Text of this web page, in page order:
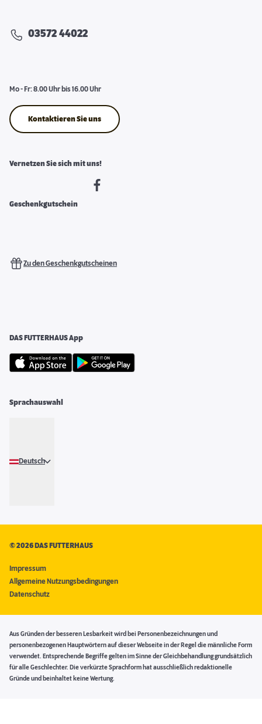
03572 44022
Mo - Fr: 8.00 Uhr bis 16.00 Uhr
Kontaktieren Sie uns
Vernetzen Sie sich mit uns!
Geschenkgutschein
Zu den Geschenkgutscheinen
DAS FUTTERHAUS App
Sprachauswahl
Deutsch
©2026 DAS FUTTERHAUS
Impressum
Allgemeine Nutzungsbedingungen
Datenschutz
Aus Gründen der besseren Lesbarkeit wird bei Personenbezeichnungen und
personenbezogenen Hauptwörtern auf dieser Webseite in der Regel die männliche Form
verwendet. Entsprechende Begriffe gelten im Sinne der Gleichbehandlung grundsätzlich
für alle Geschlechter. Die verkürzte Sprachform hat ausschließlich redaktionelle
Gründe und beinhaltet keine Wertung.